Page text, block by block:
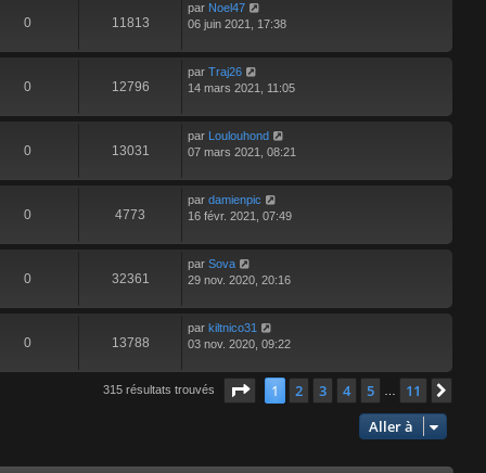
0 11813
par Noel47
06 juin 2021, 17:38
0 12796
par Traj26
14 mars 2021, 11:05
0 13031
par Loulouhond
07 mars 2021, 08:21
0 4773
par damienpic
16 févr. 2021, 07:49
0 32361
par Sova
29 nov. 2020, 20:16
0 13788
par kiltnico31
03 nov. 2020, 09:22
315 résultats trouvés Page sur11
1 2 3 4 5 … 11
Aller à